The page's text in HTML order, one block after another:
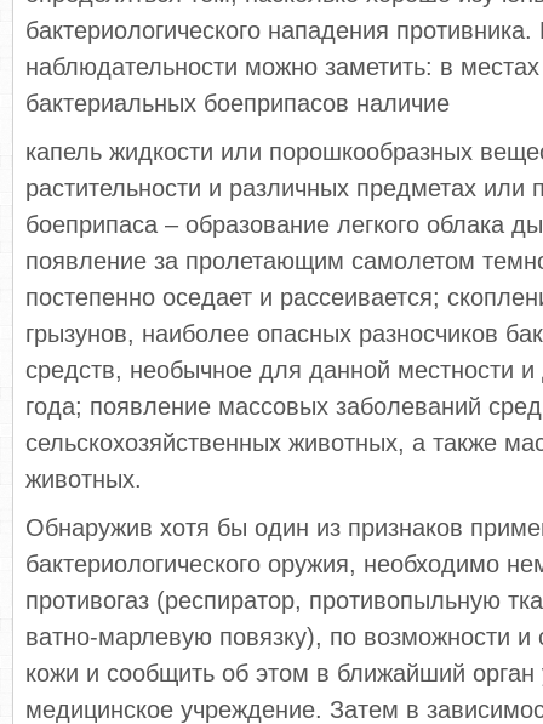
бактериологического нападения
наблюдательности можно заметить: в
бактериальных боеприпасов наличие
капель жидкости или порошкообразных
растительности и различных предметах или
боеприпаса – образование легкого облака
появление за пролетающим самолетом
постепенно оседает и рассеивается;
грызунов, наиболее опасных разносчиков
средств, необычное для данной местности
года; появление массовых заболеваний
сельскохозяйственных животных, а также
животных.
Обнаружив хотя бы один из признаков
бактериологического оружия, необходимо
противогаз (респиратор, противопыльную
ватно-марлевую повязку), по возможности и
кожи и сообщить об этом в ближайший
медицинское учреждение. Затем в